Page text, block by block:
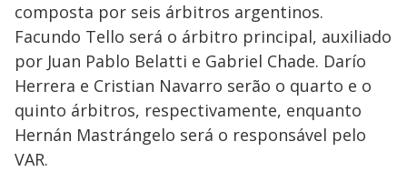
composta por seis árbitros argentinos.
Facundo Tello será o árbitro principal, auxiliado
por Juan Pablo Belatti e Gabriel Chade. Darío
Herrera e Cristian Navarro serão o quarto e o
quinto árbitros, respectivamente, enquanto
Hernán Mastrángelo será o responsável pelo
VAR.